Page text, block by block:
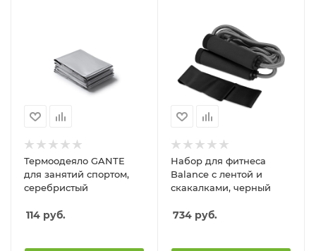
Термоодеяло GANTE
для занятий спортом,
серебристый
114 руб.
Набор для фитнеса
Balance с лентой и
скакалками, черный
734 руб.